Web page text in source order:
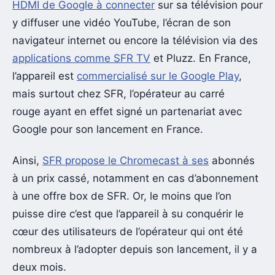
HDMI de Google à connecter sur sa télévision pour
y diffuser une vidéo YouTube, l’écran de son
navigateur internet ou encore la télévision via des
applications comme SFR TV et Pluzz. En France,
l’appareil est commercialisé sur le Google Play,
mais surtout chez SFR, l’opérateur au carré
rouge ayant en effet signé un partenariat avec
Google pour son lancement en France.
Ainsi, SFR propose le Chromecast à ses abonnés
à un prix cassé, notamment en cas d’abonnement
à une offre box de SFR. Or, le moins que l’on
puisse dire c’est que l’appareil à su conquérir le
cœur des utilisateurs de l’opérateur qui ont été
nombreux à l’adopter depuis son lancement, il y a
deux mois.